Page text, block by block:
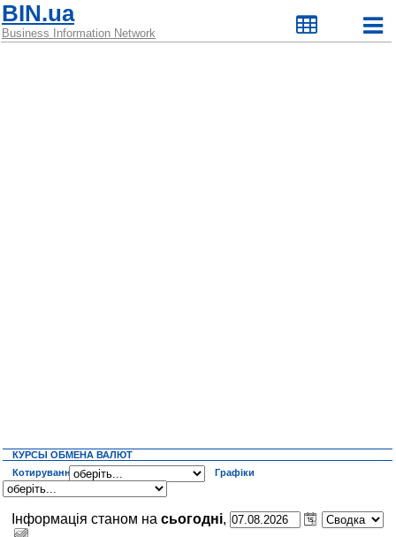
BIN.ua
Business Information Network
КУРСЫ ОБМЕНА ВАЛЮТ
Котирування
Графіки
Інформація станом насьогодні,